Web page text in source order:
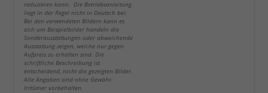
reduzieren kann. Die Betriebsanleitung
liegt in der Regel nicht in Deutsch bei.
Bei den verwendeten Bildern kann es
sich um Beispielbilder handeln die
Sonderausstattungen oder abweichende
Ausstattung zeigen, welche nur gegen
Aufpreis zu erhalten sind. Die
schriftliche Beschreibung ist
entscheidend, nicht die gezeigten Bilder.
Alle Angaben sind ohne Gewähr.
Irrtümer vorbehalten.